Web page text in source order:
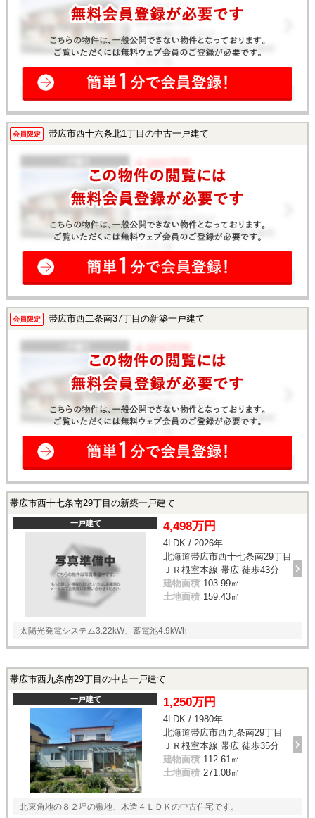
会員限定 帯広市西十六条北1丁目の中古一戸建て
会員限定 帯広市西二条南37丁目の新築一戸建て
帯広市西十七条南29丁目の新築一戸建て
一戸建て 4,498万円
4LDK / 2026年
北海道帯広市西十七条南29丁目
ＪＲ根室本線 帯広 徒歩43分
建物面積 103.99㎡
土地面積 159.43㎡
太陽光発電システム3.22kW、蓄電池4.9kWh
帯広市西九条南29丁目の中古一戸建て
一戸建て 1,250万円
4LDK / 1980年
北海道帯広市西九条南29丁目
ＪＲ根室本線 帯広 徒歩35分
建物面積 112.61㎡
土地面積 271.08㎡
北東角地の８２坪の敷地、木造４ＬＤＫの中古住宅です。